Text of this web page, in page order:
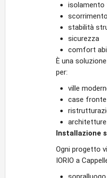
isolamento
stabilità
sicurezza
comfort
È una
per:
ville
case
Installazione
Ogni progetto
IORIO a